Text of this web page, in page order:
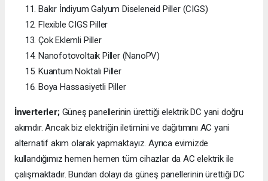
Bakır İndiyum Galyum Diseleneid Piller (CIGS)
Flexible CIGS Piller
Çok Eklemli Piller
Nanofotovoltaik Piller (NanoPV)
Kuantum Noktalı Piller
Boya Hassasiyetli Piller
İnverterler;Güneş panellerinin ürettiği elektrik DC yani doğru
akımdır. Ancak biz elektriğin iletimini ve dağıtımını AC yani
alternatif akım olarak yapmaktayız. Ayrıca evimizde
kullandığımız hemen hemen tüm cihazlar da AC elektrik ile
çalışmaktadır. Bundan dolayı da güneş panellerinin ürettiği DC